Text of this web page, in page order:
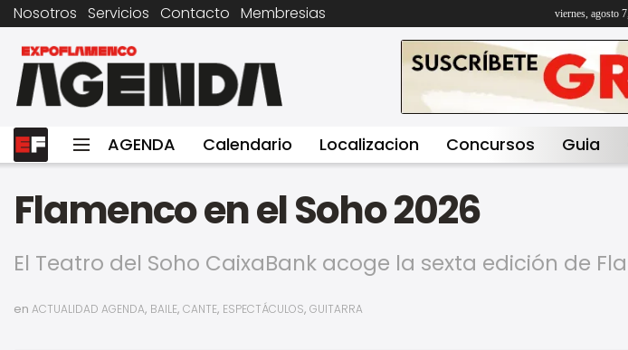
Nosotros Servicios Contacto Membresias viernes, agosto
AGENDA Calendario Localizacion Concursos Guia
Flamenco en el Soho 2026
El Teatro del Soho CaixaBank acoge la sexta edición de
en ACTUALIDAD AGENDA, BAILE, CANTE, ESPECTÁCULOS, GUITARRA